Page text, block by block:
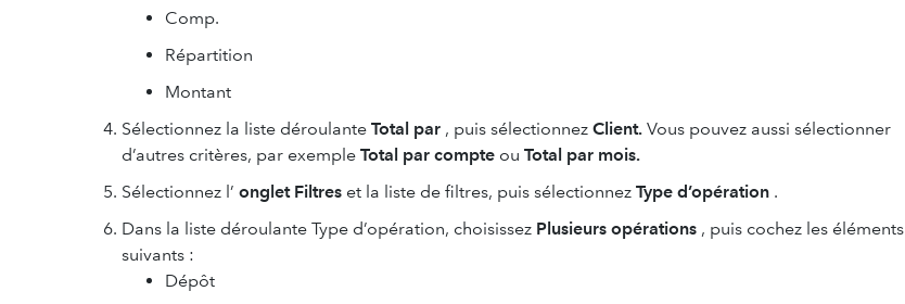
Comp.
Répartition
Montant
Sélectionnez la liste déroulante Total par , puis sélectionnez Client. Vous pouvez aussi sélectionner
d’autres critères, par exemple Total par compte ou Total par mois.
Sélectionnez l’ onglet Filtres et la liste de filtres, puis sélectionnez Type d’opération .
Dans la liste déroulante Type d’opération, choisissez Plusieurs opérations , puis cochez les éléments
suivants :
Dépôt